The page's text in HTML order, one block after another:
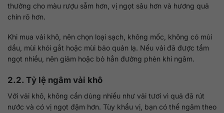
thường cho màu rượu sẫm hơn, vị ngọt sâu hơn và hương quả
chín rõ hơn.
Khi mua vải khô, nên chọn loại sạch, không mốc, không có mùi
dầu, mùi khói gắt hoặc mùi bảo quản lạ. Nếu vải đã được tẩm
ngọt nhiều, nên giảm hoặc bỏ hẳn đường phèn khi ngâm.
2.2. Tỷ lệ ngâm vải khô
Với vải khô, không cần dùng nhiều như vải tươi vì quả đã rút
nước và có vị ngọt đậm hơn. Tùy khẩu vị, bạn có thể ngâm theo